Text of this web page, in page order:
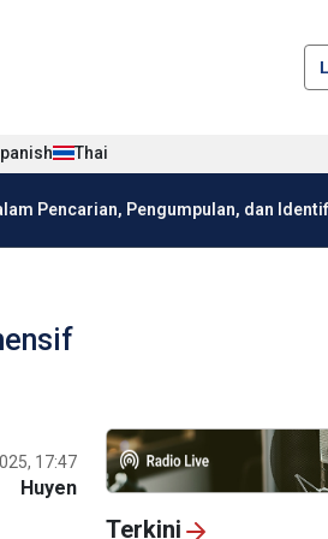
Thai
Pencarian, Pengumpulan, dan
17:47
Huyen
Terkini